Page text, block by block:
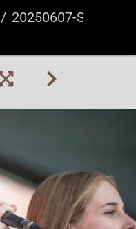
20250607-SZ7 1444